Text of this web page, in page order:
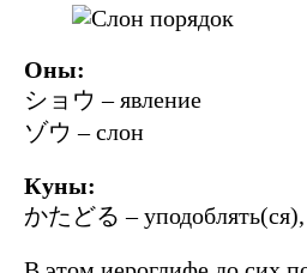
Оны:
ショウ – явление
ゾウ – слон
Куны:
かたどる –